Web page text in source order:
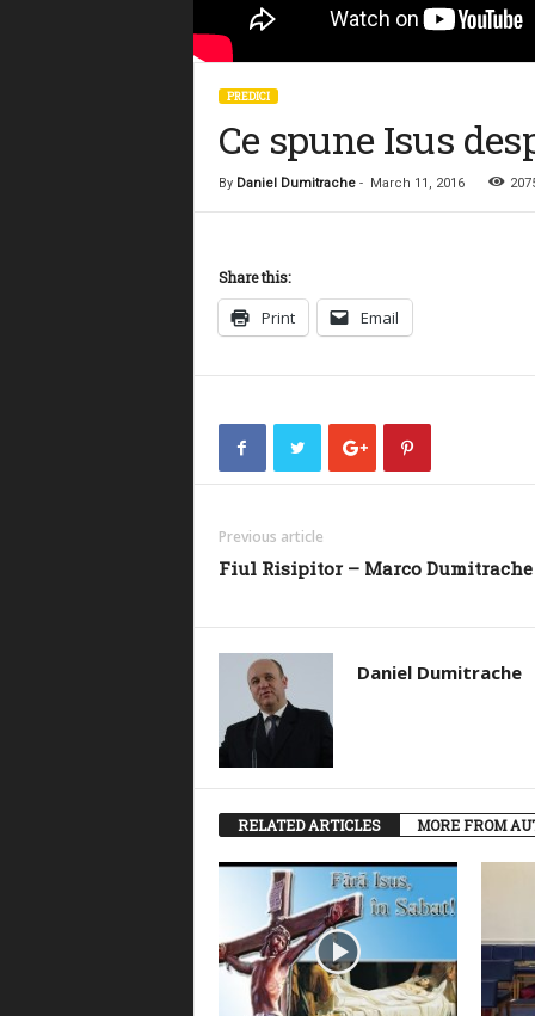
PREDICI
Ce spune Isus
By Daniel Dumitrache- March 11, 2016
Share this:
Print Email
Previous article
Fiul Risipitor – Marco Dumitrache
Daniel Dumitrache
RELATED ARTICLES MORE FROM